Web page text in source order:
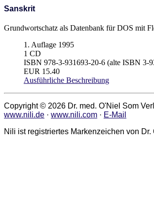
Sanskrit
Grundwortschatz als Datenbank für DOS mit
1. Auflage 1995
1 CD
ISBN 978-3-931693-20-6 (alte ISBN 3-
EUR 15.40
Ausführliche Beschreibung
Copyright © 2026 Dr. med. O'Niel Som
www.nili.de · www.nili.com · E-Mail
Nili ist registriertes Markenzeichen von